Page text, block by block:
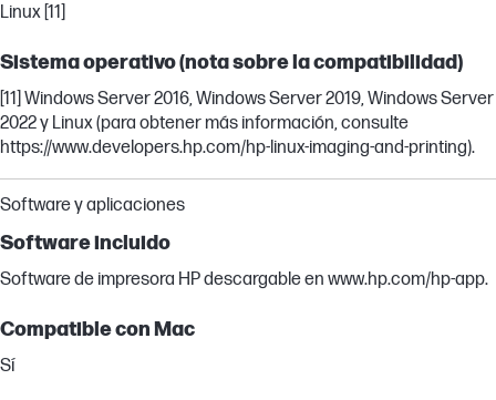
Linux [11]
Sistema operativo (nota sobre la compatibilidad)
[11] Windows Server 2016, Windows Server 2019, Windows Server
2022 y Linux (para obtener más información, consulte
https://www.developers.hp.com/hp-linux-imaging-and-printing).
Software y aplicaciones
Software incluido
Software de impresora HP descargable en www.hp.com/hp-app.
Compatible con Mac
Sí